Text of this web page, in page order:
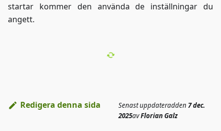
startar kommer den använda de inställningar du
angett.
Redigera denna sida Senast uppdateradden 7 dec.
2025avFlorian Galz